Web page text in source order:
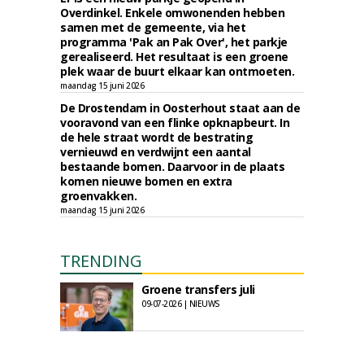
Overdinkel. Enkele omwonenden hebben
samen met de gemeente, via het
programma 'Pak an Pak Over', het parkje
gerealiseerd. Het resultaat is een groene
plek waar de buurt elkaar kan ontmoeten.
maandag 15 juni 2026
De Drostendam in Oosterhout staat aan de
vooravond van een flinke opknapbeurt. In
de hele straat wordt de bestrating
vernieuwd en verdwijnt een aantal
bestaande bomen. Daarvoor in de plaats
komen nieuwe bomen en extra
groenvakken.
maandag 15 juni 2026
TRENDING
Groene transfers juli
09-07-2026 | NIEUWS